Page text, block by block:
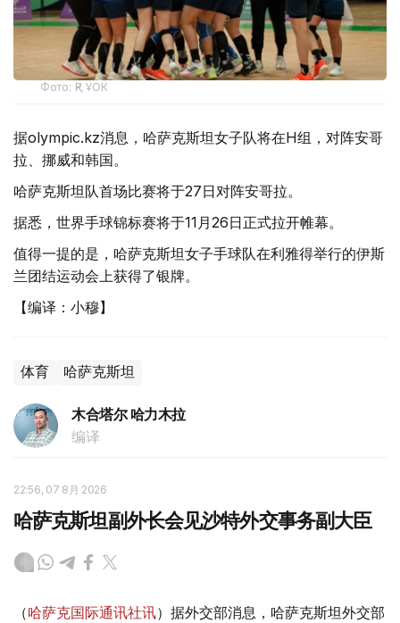
Фото: ҚР ҰОК
据olympic.kz消息，哈萨克斯坦女子队将在H组，对阵安哥
拉、挪威和韩国。
哈萨克斯坦队首场比赛将于27日对阵安哥拉。
据悉，世界手球锦标赛将于11月26日正式拉开帷幕。
值得一提的是，哈萨克斯坦女子手球队在利雅得举行的伊斯
兰团结运动会上获得了银牌。
【编译：小穆】
体育 哈萨克斯坦
木合塔尔 哈力木拉
编译
22:56, 07 8月 2026
哈萨克斯坦副外长会见沙特外交事务副大臣
（哈萨克国际通讯社讯）据外交部消息，哈萨克斯坦外交部